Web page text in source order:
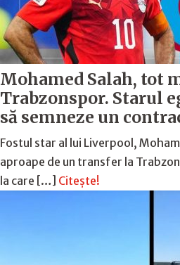
Mohamed Salah, tot
Trabzonspor. Starul
să semneze un
Fostul star al lui Liverpool,
aproape de un transfer la
la care […] Citește!